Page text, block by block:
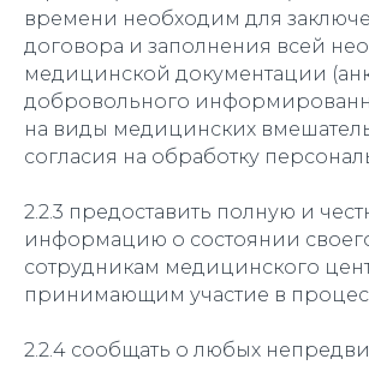
времени необходим для
договора и заполнения всей
медицинской документации
добровольного
на виды медицинских
согласия на обработку
2.2.3 предоставить полную и
информацию о состоянии
сотрудникам медицинского
принимающим участие в
2.2.4 сообщать о любых